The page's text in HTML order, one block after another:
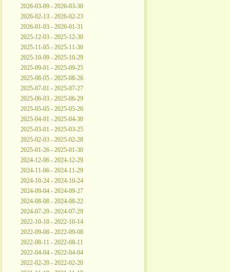
2026-03-09 - 2026-03-30
2026-02-13 - 2026-02-23
2026-01-03 - 2026-01-31
2025-12-03 - 2025-12-30
2025-11-05 - 2025-11-30
2025-10-09 - 2025-10-29
2025-09-01 - 2025-09-25
2025-08-05 - 2025-08-26
2025-07-01 - 2025-07-27
2025-06-03 - 2025-06-29
2025-05-05 - 2025-05-26
2025-04-01 - 2025-04-30
2025-03-01 - 2025-03-25
2025-02-03 - 2025-02-28
2025-01-26 - 2025-01-30
2024-12-06 - 2024-12-29
2024-11-06 - 2024-11-29
2024-10-24 - 2024-10-24
2024-09-04 - 2024-09-27
2024-08-08 - 2024-08-22
2024-07-29 - 2024-07-29
2022-10-10 - 2022-10-14
2022-09-08 - 2022-09-08
2022-08-11 - 2022-08-11
2022-04-04 - 2022-04-04
2022-02-20 - 2022-02-20